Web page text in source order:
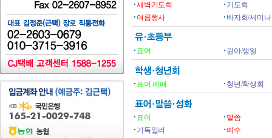
새벽기도회
기도회
여름행사
바자회/세미나
표어 원아/생일
표어.예배 청년/학생회
표어
말씀
기독일러
예수